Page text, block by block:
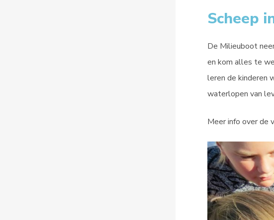
Scheep
De Milieuboot
en kom alles te
leren de kinderen
waterlopen van
Meer info over de